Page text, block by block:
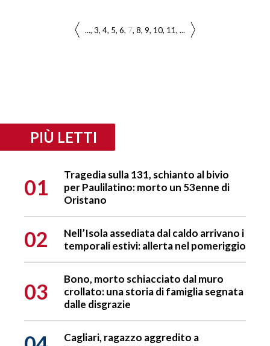
... 3 4 5 6 7 8 9 10 11 ...
PIÙ LETTI
01
Tragedia sulla 131, schianto al bivio
per Paulilatino: morto un 53enne di
Oristano
02
Nell’Isola assediata dal caldo arrivano i
temporali estivi: allerta nel pomeriggio
03
Bono, morto schiacciato dal muro
crollato: una storia di famiglia segnata
dalle disgrazie
Cagliari, ragazzo aggredito a